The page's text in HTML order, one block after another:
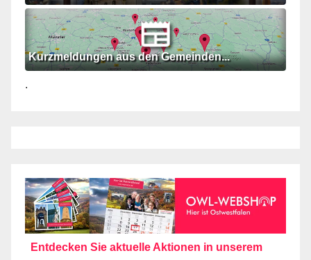
Kurzmeldungen aus den Gemeinden...
.
Entdecken Sie aktuelle Aktionen in unserem